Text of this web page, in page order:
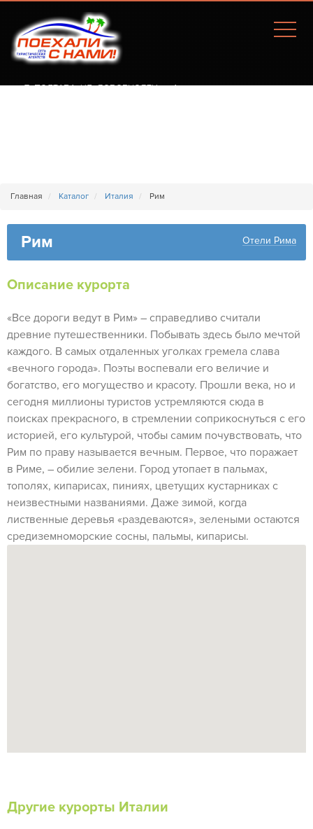
Г. ПОЛТАВА, УЛ. СОБОРНОСТИ, 77А
Главная Каталог Италия Рим
Рим Отели Рима
Описание курорта
«Все дороги ведут в Рим» – справедливо считали
древние путешественники. Побывать здесь было мечтой
каждого. В самых отдаленных уголках гремела слава
«вечного города». Поэты воспевали его величие и
богатство, его могущество и красоту. Прошли века, но и
сегодня миллионы туристов устремляются сюда в
поисках прекрасного, в стремлении соприкоснуться с его
историей, его культурой, чтобы самим почувствовать, что
Рим по праву называется вечным. Первое, что поражает
в Риме, – обилие зелени. Город утопает в пальмах,
тополях, кипарисах, пиниях, цветущих кустарниках с
неизвестными названиями. Даже зимой, когда
лиственные деревья «раздеваются», зелеными остаются
средиземноморские сосны, пальмы, кипарисы.
Другие курорты Италии